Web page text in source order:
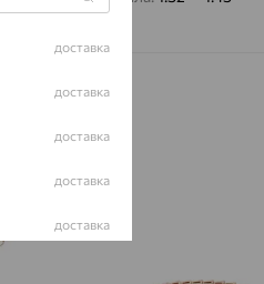
доставка
доставка
доставка
доставка
доставка